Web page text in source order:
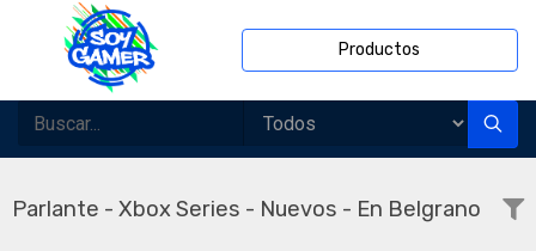
Productos
Parlante - Xbox Series - Nuevos - En Belgrano